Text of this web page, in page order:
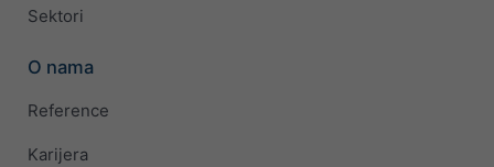
Sektori
O nama
Reference
Karijera